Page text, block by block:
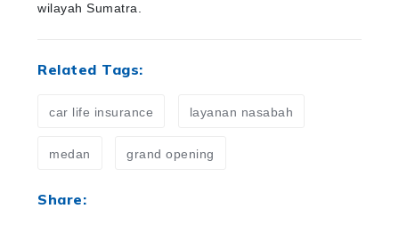
wilayah Sumatra.
Related Tags:
car life insurance layanan nasabah
medan grand opening
Share: